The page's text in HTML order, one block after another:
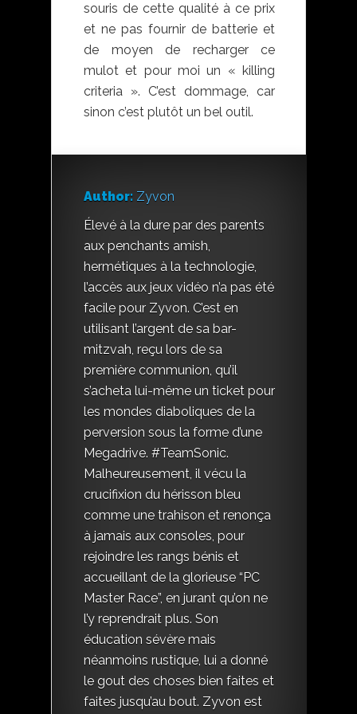
souris de cette qualité à ce prix
et ne pas fournir de batterie et
de moyen de recharger ce
mulot et pour moi un « killing
criteria ». C’est dommage, car
sinon c’est plutôt un bel outil.
Author: Zyvon
Élevé à la dure par des parents
aux penchants amish,
hermétiques à la technologie,
l’accès aux jeux vidéo n’a pas été
facile pour Zyvon. C’est en
utilisant l’argent de sa bar-
mitzvah, reçu lors de sa
première communion, qu’il
s’acheta lui-même un ticket pour
les mondes diaboliques de la
perversion sous la forme d’une
Megadrive. #TeamSonic.
Malheureusement, il vécu la
crucifixion du hérisson bleu
comme une trahison et renonça
à jamais aux consoles, pour
rejoindre les rangs bénis et
accueillant de la glorieuse “PC
Master Race”, en jurant qu’on ne
l’y reprendrait plus. Son
éducation sévère mais
néanmoins rustique, lui a donné
le gout des choses bien faites et
faites jusqu’au bout. Zyvon est